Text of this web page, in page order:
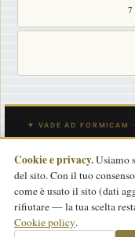
7
INDICE
Powered by
Traduzione Italiana
Cookie e privacy.Usiamo
del sito. Con il tuo
come è usato il sito (dati
rifiutare — la tua scelta
Cookie policy.